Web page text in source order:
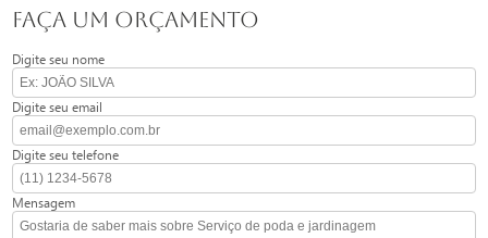
FAÇA UM ORÇAMENTO
Digite seu nome
Digite seu email
Digite seu telefone
Mensagem